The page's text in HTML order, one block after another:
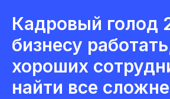
Кадровый голод
бизнесу
хороших
найти все